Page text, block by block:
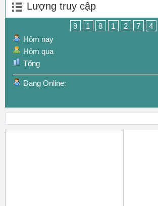
Lượng truy cập
9 1 8 1 2 7
4
Hôm nay
Hôm qua
Tổng
Đang Online: